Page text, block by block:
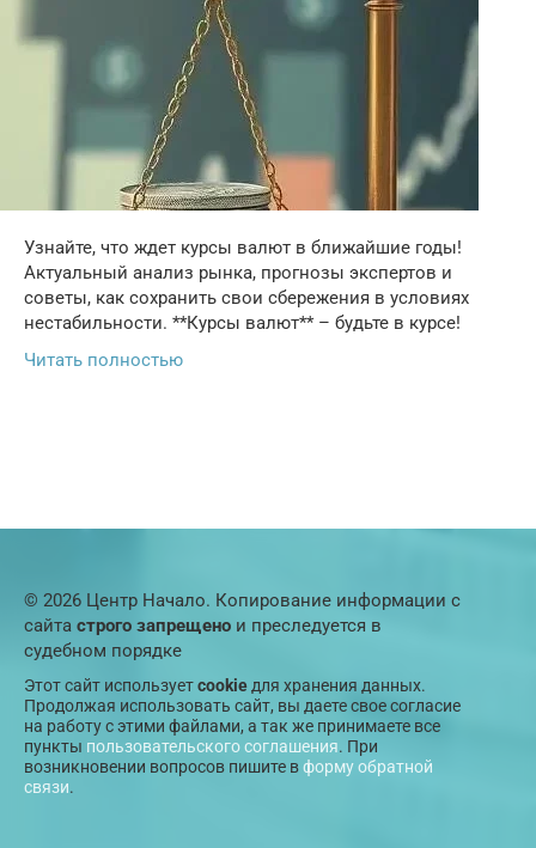
Узнайте, что ждет курсы валют в ближайшие годы!
Актуальный анализ рынка, прогнозы экспертов и
советы, как сохранить свои сбережения в условиях
нестабильности. **Курсы валют** – будьте в курсе!
Читать полностью
© 2026 Центр Начало. Копирование информации с
сайта строго запрещено и преследуется в
судебном порядке
Этот сайт используетcookie для хранения данных.
Продолжая использовать сайт, вы даете свое согласие
на работу с этими файлами, а так же принимаете все
пункты пользовательского соглашения. При
возникновении вопросов пишите вформу обратной
связи.